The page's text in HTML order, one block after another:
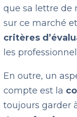
que sa lettre de
sur ce marché
critères
les
En outre, un
compte est la
toujours garder